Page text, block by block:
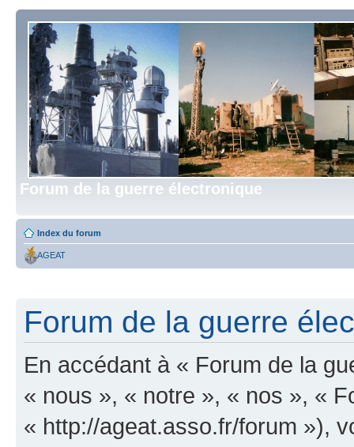
Forum de la guerre électronique
Index du forum
AGEAT
Forum de la guerre
En accédant à « Forum de la
« nous », « notre », « nos », «
« http://ageat.asso.fr/forum »),